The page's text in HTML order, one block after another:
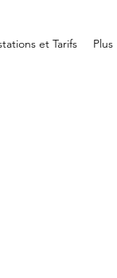
et Tarifs Plus